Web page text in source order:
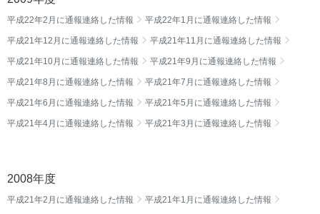
平成22年2月に通報連絡した情報 平成22年1月に通報連絡した情報
平成21年12月に通報連絡した情報 平成21年11月に通報連絡した情報
平成21年10月に通報連絡した情報 平成21年9月に通報連絡した情報
平成21年8月に通報連絡した情報 平成21年7月に通報連絡した情報
平成21年6月に通報連絡した情報 平成21年5月に通報連絡した情報
平成21年4月に通報連絡した情報 平成21年3月に通報連絡した情報
2008年度
平成21年2月に通報連絡した情報 平成21年1月に通報連絡した情報